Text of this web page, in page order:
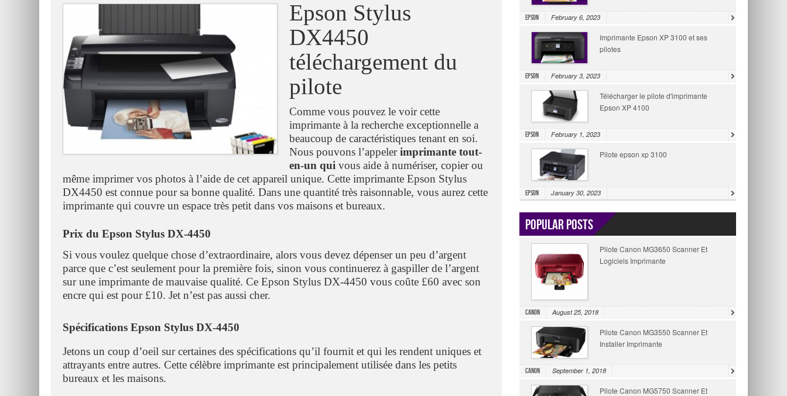
Epson Stylus
DX4450
téléchargement du
pilote
Comme vous pouvez le voir cette
imprimante à la recherche exceptionnelle a
beaucoup de caractéristiques tenant en soi.
Nous pouvons l’appelerimprimante tout-
en-un qui vous aide à numériser, copier ou
même imprimer vos photos à l’aide de cet appareil unique. Cette imprimante Epson Stylus
DX4450 est connue pour sa bonne qualité. Dans une quantité très raisonnable, vous aurez cette
imprimante qui couvre un espace très petit dans vos maisons et bureaux.
Prix du Epson Stylus DX-4450
Si vous voulez quelque chose d’extraordinaire, alors vous devez dépenser un peu d’argent
parce que c’est seulement pour la première fois, sinon vous continuerez à gaspiller de l’argent
sur une imprimante de mauvaise qualité. Ce Epson Stylus DX-4450 vous coûte £60 avec son
encre qui est pour £10. Jet n’est pas aussi cher.
Spécifications Epson Stylus DX-4450
Jetons un coup d’oeil sur certaines des spécifications qu’il fournit et qui les rendent uniques et
attrayants entre autres. Cette célèbre imprimante est principalement utilisée dans les petits
bureaux et les maisons.
Epson February 6, 2023
Imprimante Epson XP 3100 et ses
pilotes
Epson February 3, 2023
Télécharger le pilote d'imprimante
Epson XP 4100
Epson February 1, 2023
Pilote epson xp 3100
Epson January 30, 2023
Popular Posts
Pilote Canon MG3650 Scanner Et
Logiciels Imprimante
Canon August 25, 2018
Pilote Canon MG3550 Scanner Et
Installer Imprimante
Canon September 1, 2018
Pilote Canon MG5750 Scanner Et